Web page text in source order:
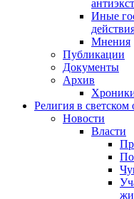
Иные
Мнения
Публикации
Документы
Архив
Религия в светском
Новости
Власти